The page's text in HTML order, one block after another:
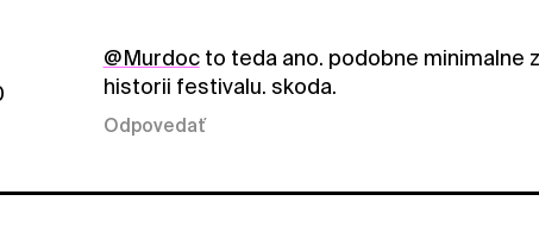
@Murdocto teda ano. podobne minimalne
historii festivalu. skoda.
Odpovedať